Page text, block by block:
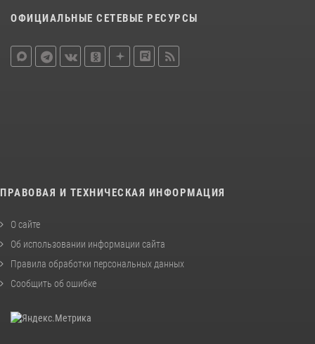
ОФИЦИАЛЬНЫЕ СЕТЕВЫЕ РЕСУРСЫ
ПРАВОВАЯ И ТЕХНИЧЕСКАЯ ИНФОРМАЦИЯ
О сайте
Об использовании информации сайта
Правила обработки персональных данных
Сообщить об ошибке